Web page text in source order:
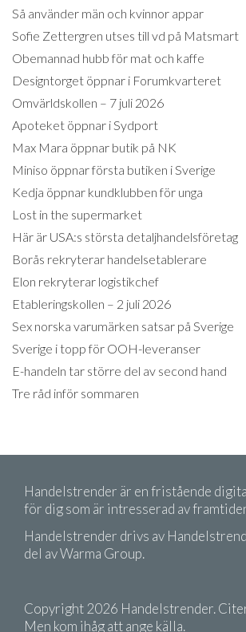
Så använder män och kvinnor appar
Sofie Zettergren utses till vd på Matsmart
Obemannad hubb för mat och kaffe
Designtorget öppnar i Forumkvarteret
Omvärldskollen – 7 juli 2026
Apoteket öppnar i Sydport
Max Mara öppnar butik på NK
Miniso öppnar första butiken i Sverige
Kedja öppnar kundklubben för unga
Lost in the supermarket
Här är USA:s största detaljhandelsföretag
Borås rekryterar handelsetablerare
Elon rekryterar logistikchef
Etableringskollen – 2 juli 2026
Sex norska varumärken satsar på Sverige
Sverige i topp för OOH-leveranser
E-handeln tar större del av second hand
Tre råd inför sommaren
Handelstrender är en fristående
för dig som är intresserad av
Handelstrender drivs av
del av Warma Group.
Copyright 2026 Handelstrender.
Men kom ihåg att ange källa.